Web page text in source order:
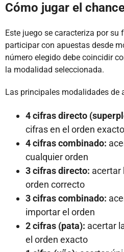
Cómo jugar el
Este juego se caracteriza por su
participar con apuestas desde
número elegido debe coincidir
la modalidad seleccionada.
Las principales modalidades de
4 cifras directo
cifras en el orden exacto
4 cifras combinado:
cualquier orden
3 cifras directo: acertar
orden correcto
3 cifras combinado:
importar el orden
2 cifras (pata): acertar
el orden exacto